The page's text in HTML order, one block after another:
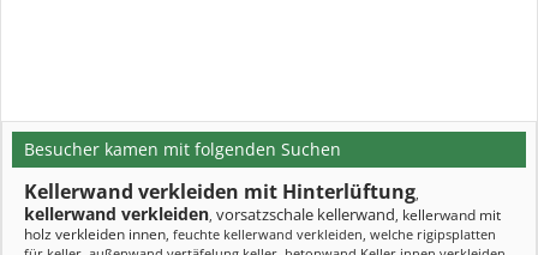
Besucher kamen mit folgenden Suchen
Kellerwand verkleiden mit Hinterlüftung,
kellerwand verkleiden, vorsatzschale kellerwand, kellerwand mit
holz verkleiden innen, feuchte kellerwand verkleiden, welche rigipsplatten